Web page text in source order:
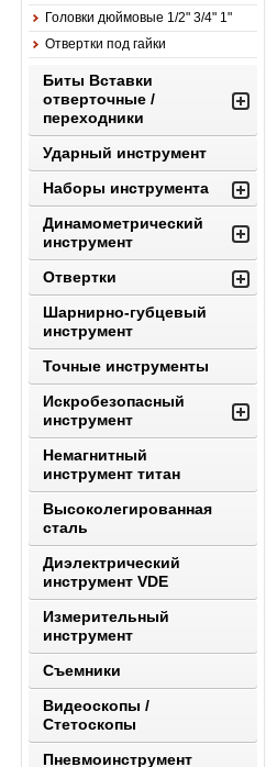
Головки дюймовые 1/2" 3/4" 1"
Отвертки под гайки
Биты Вставки
отверточные /
переходники
Ударный инструмент
Наборы инструмента
Динамометрический
инструмент
Отвертки
Шарнирно-губцевый
инструмент
Точные инструменты
Искробезопасный
инструмент
Немагнитный
инструмент титан
Высоколегированная
сталь
Диэлектрический
инструмент VDE
Измерительный
инструмент
Съемники
Видеоскопы /
Стетоскопы
Пневмоинструмент